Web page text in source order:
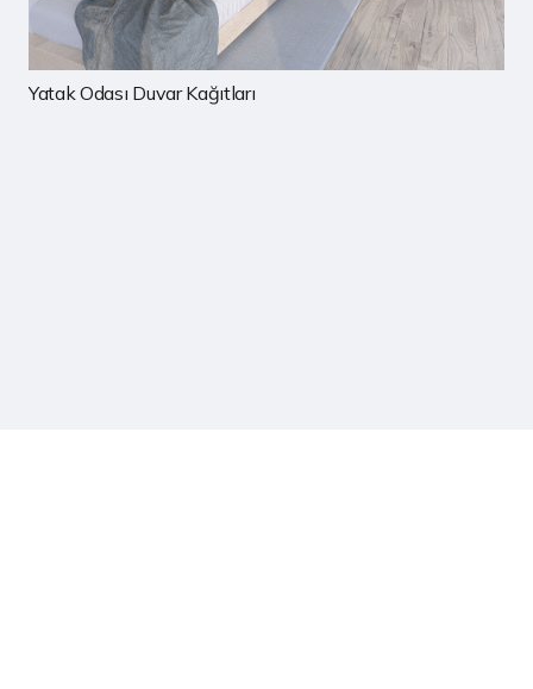
Yatak Odası Duvar Kağıtları